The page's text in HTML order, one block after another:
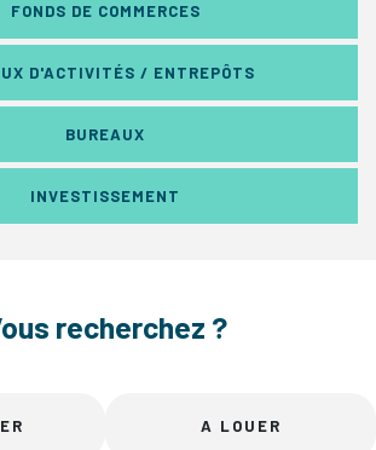
FONDS DE COMMERCES
D'ACTIVITÉS / ENTREPÔTS
BUREAUX
INVESTISSEMENT
recherchez ?
A LOUER